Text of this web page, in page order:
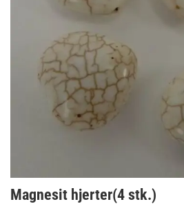
Magnesit hjerter(4 stk.)